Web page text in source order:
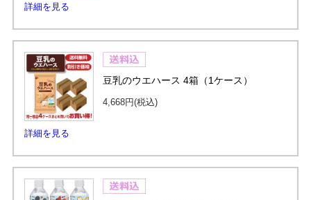
詳細を見る
詳細を見る
豆乳のウエハース 4箱（1ケース）
4,668円(税込)